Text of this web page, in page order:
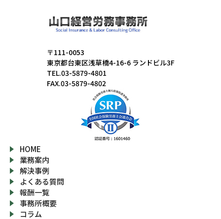
〒111-0053
東京都台東区浅草橋4-16-6 ランドビル3F
TEL.03-5879-4801
FAX.03-5879-4802
HOME
業務案内
解決事例
よくある質問
報酬一覧
事務所概要
コラム